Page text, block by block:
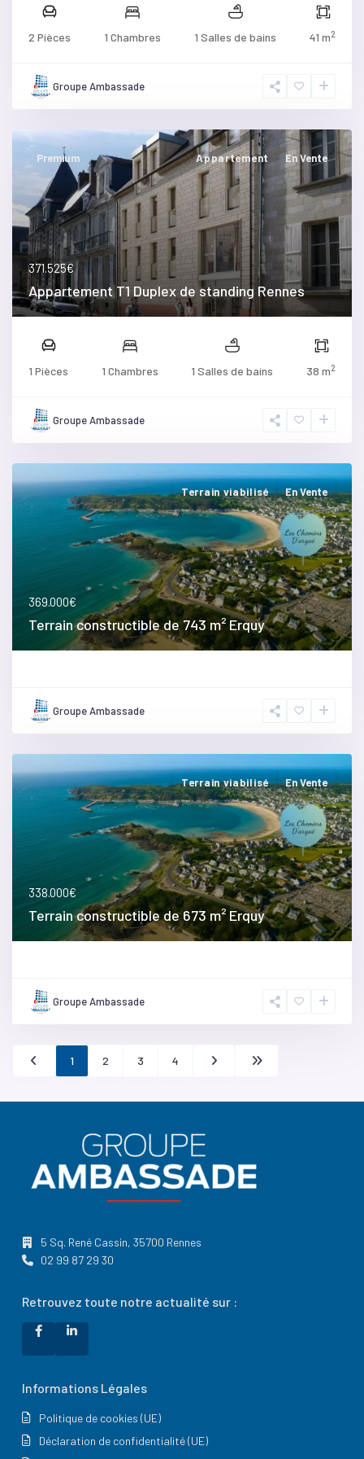
2 Pièces 1 Chambres 1 Salles de bains 41 m2
Groupe Ambassade
Premium Appartement En Vente
371.525€
Appartement T1 Duplex de standing Rennes
1 Pièces 1 Chambres 1 Salles de bains 38 m2
Groupe Ambassade
Terrain viabilisé En Vente
369.000€
Terrain constructible de 743 m² Erquy
Groupe Ambassade
Terrain viabilisé En Vente
338.000€
Terrain constructible de 673 m² Erquy
Groupe Ambassade
1 2 3 4
5 Sq. René Cassin, 35700 Rennes
02 99 87 29 30
Retrouvez toute notre actualité sur :
Informations Légales
Politique de cookies (UE)
Déclaration de confidentialité (UE)